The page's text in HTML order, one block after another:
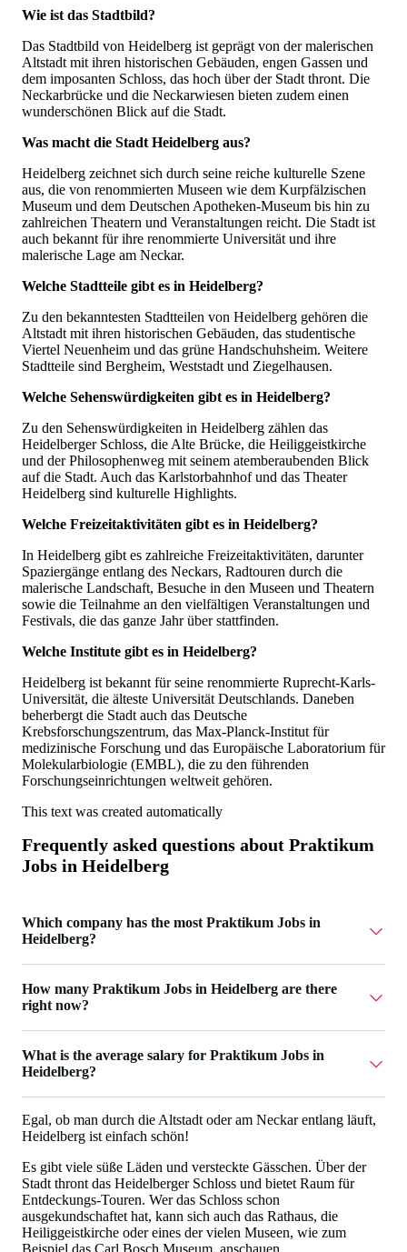
Wie ist das Stadtbild?
Das Stadtbild von Heidelberg ist geprägt von der malerischen
Altstadt mit ihren historischen Gebäuden, engen Gassen und
dem imposanten Schloss, das hoch über der Stadt thront. Die
Neckarbrücke und die Neckarwiesen bieten zudem einen
wunderschönen Blick auf die Stadt.
Was macht die Stadt Heidelberg aus?
Heidelberg zeichnet sich durch seine reiche kulturelle Szene
aus, die von renommierten Museen wie dem Kurpfälzischen
Museum und dem Deutschen Apotheken-Museum bis hin zu
zahlreichen Theatern und Veranstaltungen reicht. Die Stadt ist
auch bekannt für ihre renommierte Universität und ihre
malerische Lage am Neckar.
Welche Stadtteile gibt es in Heidelberg?
Zu den bekanntesten Stadtteilen von Heidelberg gehören die
Altstadt mit ihren historischen Gebäuden, das studentische
Viertel Neuenheim und das grüne Handschuhsheim. Weitere
Stadtteile sind Bergheim, Weststadt und Ziegelhausen.
Welche Sehenswürdigkeiten gibt es in Heidelberg?
Zu den Sehenswürdigkeiten in Heidelberg zählen das
Heidelberger Schloss, die Alte Brücke, die Heiliggeistkirche
und der Philosophenweg mit seinem atemberaubenden Blick
auf die Stadt. Auch das Karlstorbahnhof und das Theater
Heidelberg sind kulturelle Highlights.
Welche Freizeitaktivitäten gibt es in Heidelberg?
In Heidelberg gibt es zahlreiche Freizeitaktivitäten, darunter
Spaziergänge entlang des Neckars, Radtouren durch die
malerische Landschaft, Besuche in den Museen und Theatern
sowie die Teilnahme an den vielfältigen Veranstaltungen und
Festivals, die das ganze Jahr über stattfinden.
Welche Institute gibt es in Heidelberg?
Heidelberg ist bekannt für seine renommierte Ruprecht-Karls-
Universität, die älteste Universität Deutschlands. Daneben
beherbergt die Stadt auch das Deutsche
Krebsforschungszentrum, das Max-Planck-Institut für
medizinische Forschung und das Europäische Laboratorium für
Molekularbiologie (EMBL), die zu den führenden
Forschungseinrichtungen weltweit gehören.
This text was created automatically
Frequently asked questions about Praktikum
Jobs in Heidelberg
Which company has the most Praktikum Jobs in
Heidelberg?
Heidelberg.
How many Praktikum Jobs in Heidelberg are there
right now?
What is the average salary for Praktikum Jobs in
Heidelberg?
602 €.
Egal, ob man durch die Altstadt oder am Neckar entlang läuft,
Heidelberg ist einfach schön!
Es gibt viele süße Läden und versteckte Gässchen. Über der
Stadt thront das Heidelberger Schloss und bietet Raum für
Entdeckungs-Touren. Wer das Schloss schon
ausgekundschaftet hat, kann sich auch das Rathaus, die
Heiliggeistkirche oder eines der vielen Museen, wie zum